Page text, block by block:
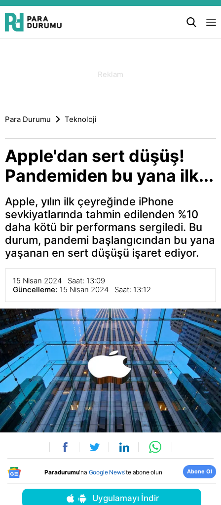
Para Durumu Teknoloji
Apple'dan sert düşüş!
Pandemiden bu yana ilk...
Apple, yılın ilk çeyreğinde iPhone
sevkiyatlarında tahmin edilenden %10
daha kötü bir performans sergiledi. Bu
durum, pandemi başlangıcından bu yana
yaşanan en sert düşüşü işaret ediyor.
15 Nisan 2024 Saat: 13:09
Güncelleme: 15 Nisan 2024 Saat: 13:12
Paradurumu'na Google News'te abone olun Abone Ol
Uygulamayı İndir